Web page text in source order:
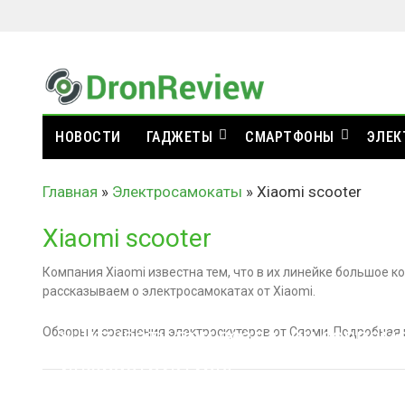
НОВОСТИ ГАДЖЕТЫ СМАРТФОНЫ
Главная » Электросамокаты » Xiaomi scooter
Xiaomi scooter
Компания Xiaomi известна тем, что в их линейке большое
рассказываем о электросамокатах от Xiaomi.
Обзоры и сравнения электроскутеров от Сяоми.
Оригинальные запчасти
на качество и срок службы
учитывать при создании
инфраструктуры